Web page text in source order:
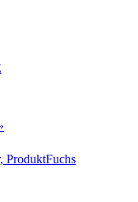
ProduktFuchs